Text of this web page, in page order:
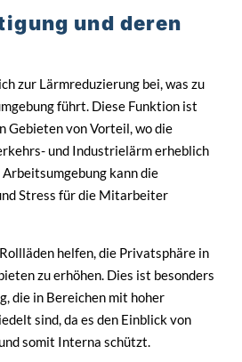
und deren
zur Lärmreduzierung bei, was zu
führt. Diese Funktion ist
Gebieten von Vorteil, wo die
und Industrielärm erheblich
kann die
Stress für die Mitarbeiter
helfen, die Privatsphäre in
zu erhöhen. Dies ist besonders
die in Bereichen mit hoher
sind, da es den Einblick von
somit Interna schützt.